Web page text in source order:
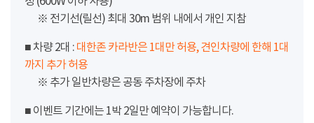
※ 전기선(릴선) 최대 30m 범위 내에서 개인 지참
■ 차량 2대 : 대한존 카라반은 1대만 허용, 견인차량에 한해 1대
까지 추가 허용
※ 추가 일반차량은 공동 주차장에 주차
■ 이벤트 기간에는 1박 2일만 예약이 가능합니다.